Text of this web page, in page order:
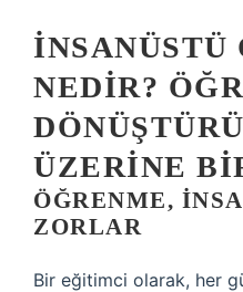
NEDIR?
ÜZERINE
ÖĞRENME,
ZORLAR
Bir eğitimci olarak, her